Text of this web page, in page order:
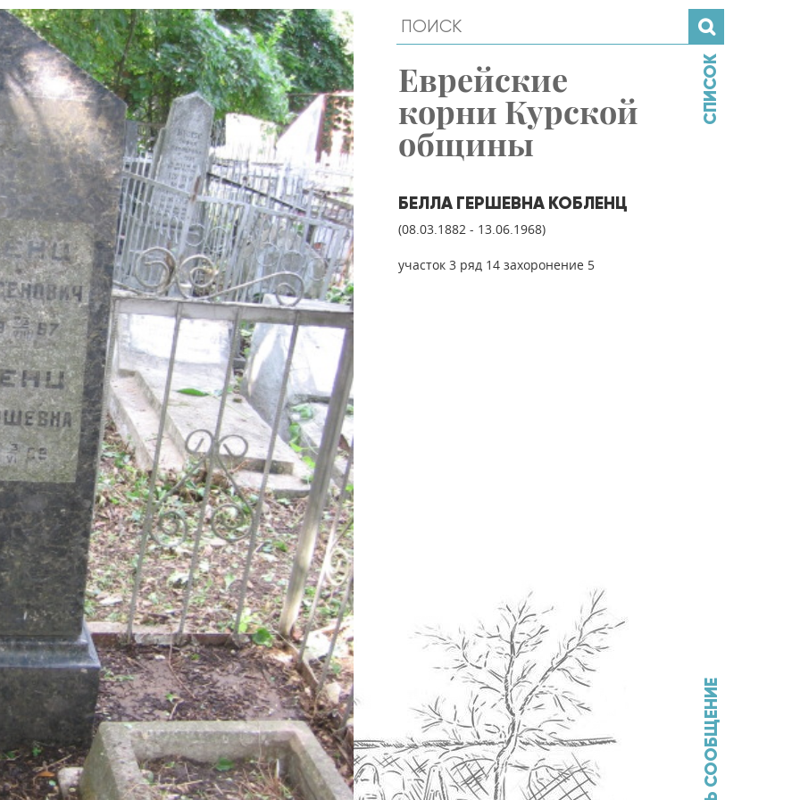
Еврейские
корни Курской
общины
БЕЛЛА ГЕРШЕВНА КОБЛЕНЦ
(08.03.1882 - 13.06.1968)
участок 3 ряд 14 захоронение 5
СПИСОК